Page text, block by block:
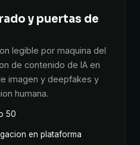
y puertas de
legible por maquina del
de contenido de IA en
imagen y deepfakes y
humana.
50
en plataforma